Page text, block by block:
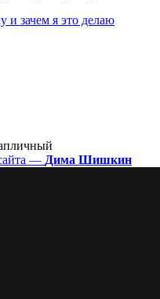
и зачем я это делаю
— Дима Шишкин